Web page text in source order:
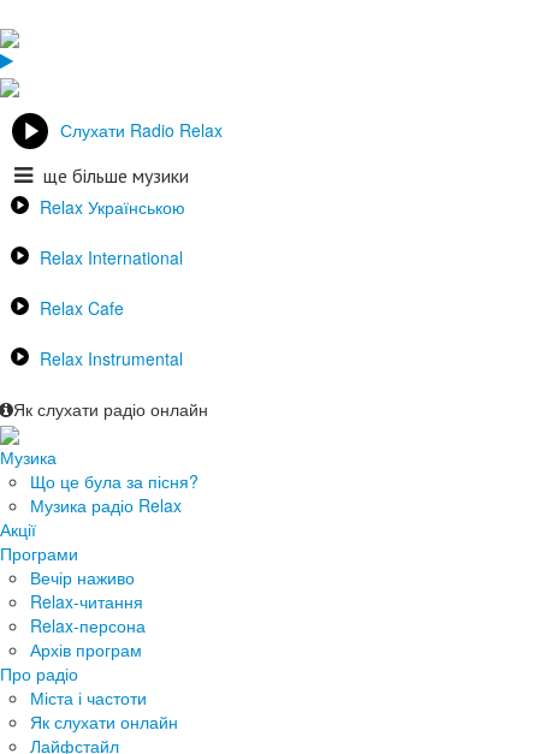
Слухати Radio Relax
ще більше музики
Relax Українською
Relax International
Relax Cafe
Relax Instrumental
Як слухати радіо онлайн
Музика
Що це була за пісня?
Музика радіо Relax
Акції
Програми
Вечір наживо
Relax-читання
Relax-персона
Архів програм
Про радіо
Міста і частоти
Як слухати онлайн
Лайфстайл